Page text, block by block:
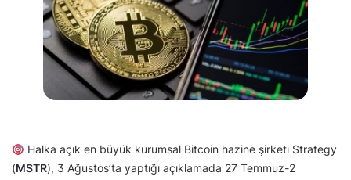
Halka açık en büyük kurumsal Bitcoin hazine şirketi Strategy
(MSTR), 3 Ağustos’ta yaptığı açıklamada 27 Temmuz-2